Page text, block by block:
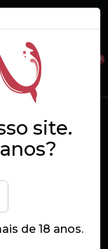
Registe-se 0
site.
de 18 anos.